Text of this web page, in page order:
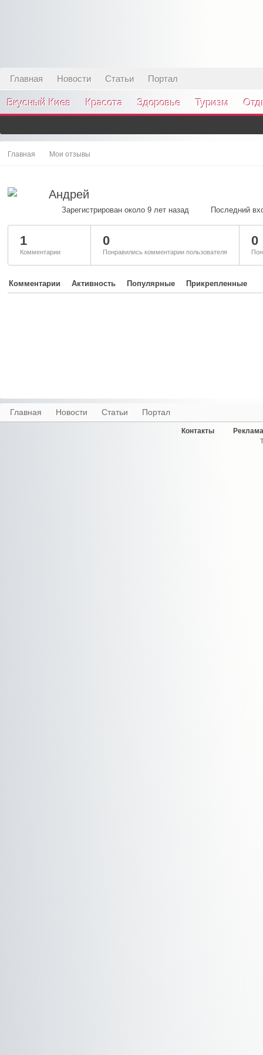
Главная Новости Статьи Портал
Вкусный Киев Красота Здоровье Туризм
Главная Мои отзывы
Андрей
Зарегистрирован около 9 лет назад Последний
1
Комментарии
0
Понравились комментарии пользователя
0
Комментарии Активность Популярные Прикрепленные
Главная Новости Статьи Портал
Контакты